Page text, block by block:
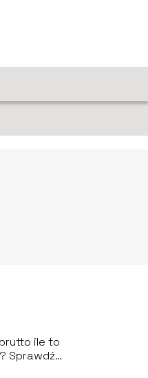
ile to
Sprawdź